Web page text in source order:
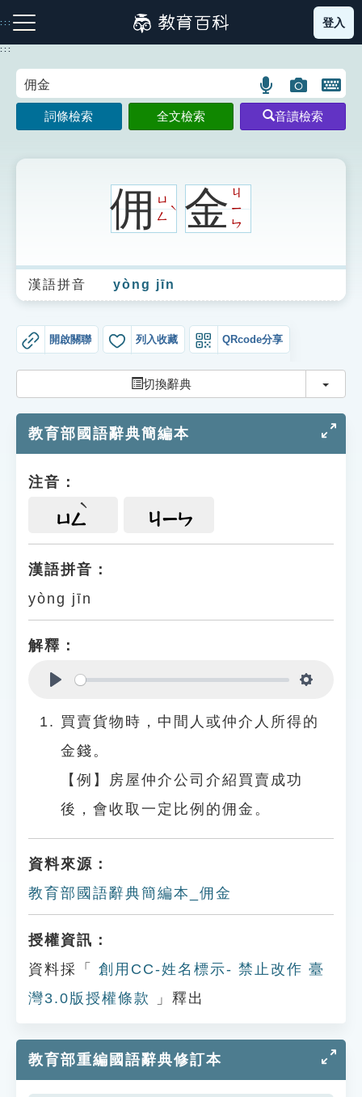
到
主
:::
注音索引圖示 筆畫索引圖示 部首索引表圖示
生字詞彙表
成語故事
索引選單
單字索引
遊戲專區
貓頭鷹博士
登入
:::
語
言
搜
圖
片
搜
開
鍵
圖
詞條檢索 全文檢索 音讀檢索
佣ㄩ
ㄥ
ˋ 金ㄐ
ㄧ
ㄣ
漢語拼音 yòng jīn
開啟關聯 列入收藏 QRcode分享
切換辭典 切換
教育部國語辭典簡編本
注音：
ㄩㄥ ㄐㄧㄣ
漢語拼音：
yòng jīn
解釋：
買賣貨物時，中間人或仲介人所得的
金錢。
【例】房屋仲介公司介紹買賣成功
後，會收取一定比例的佣金。
資料來源：
教育部國語辭典簡編本_佣金
授權資訊：
資料採「
創用CC-姓名標示- 禁止改作 臺
灣3.0版授權條款
」釋出
教育部重編國語辭典修訂本